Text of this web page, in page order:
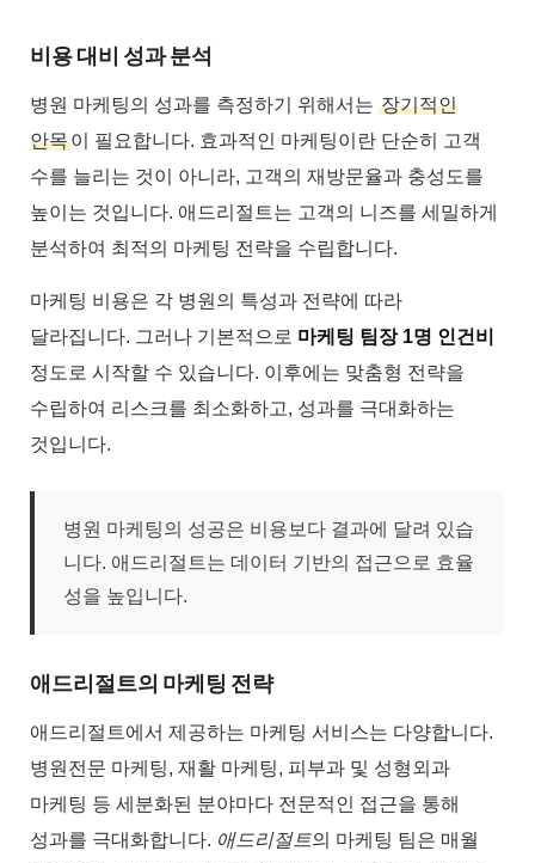
비용 대비 성과 분석
병원 마케팅의 성과를 측정하기 위해서는 장기적인
안목이 필요합니다. 효과적인 마케팅이란 단순히 고객
수를 늘리는 것이 아니라, 고객의 재방문율과 충성도를
높이는 것입니다. 애드리절트는 고객의 니즈를 세밀하게
분석하여 최적의 마케팅 전략을 수립합니다.
마케팅 비용은 각 병원의 특성과 전략에 따라
달라집니다. 그러나 기본적으로 마케팅 팀장 1명 인건비
정도로 시작할 수 있습니다. 이후에는 맞춤형 전략을
수립하여 리스크를 최소화하고, 성과를 극대화하는
것입니다.
병원 마케팅의 성공은 비용보다 결과에 달려 있습
니다. 애드리절트는 데이터 기반의 접근으로 효율
성을 높입니다.
애드리절트의 마케팅 전략
애드리절트에서 제공하는 마케팅 서비스는 다양합니다.
병원전문 마케팅, 재활 마케팅, 피부과 및 성형외과
마케팅 등 세분화된 분야마다 전문적인 접근을 통해
성과를 극대화합니다. 애드리절트의 마케팅 팀은 매월